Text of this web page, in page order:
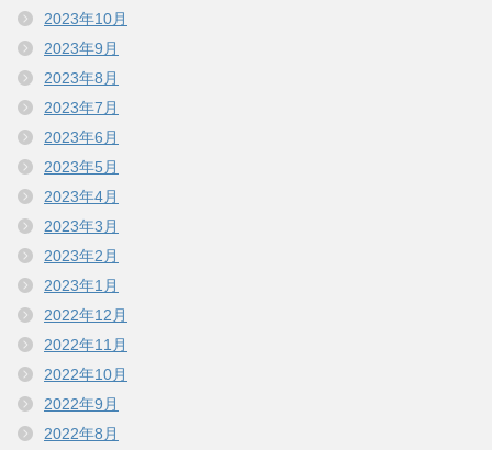
2023年10月
2023年9月
2023年8月
2023年7月
2023年6月
2023年5月
2023年4月
2023年3月
2023年2月
2023年1月
2022年12月
2022年11月
2022年10月
2022年9月
2022年8月